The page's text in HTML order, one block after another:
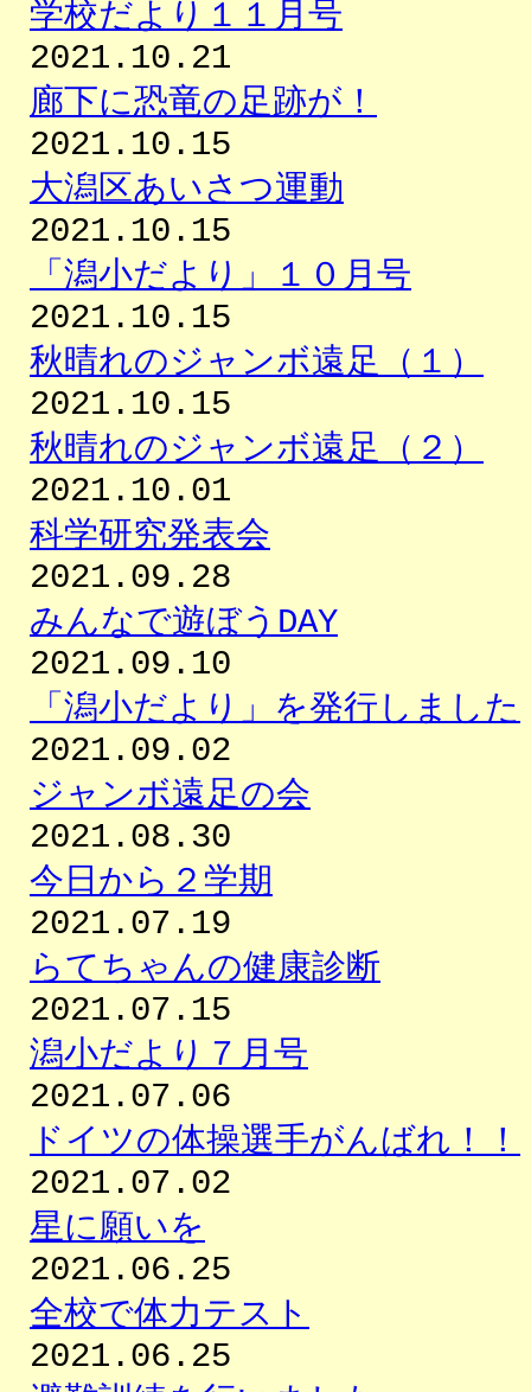
学校だより１１月号
2021.10.21
廊下に恐竜の足跡が！
2021.10.15
大潟区あいさつ運動
2021.10.15
「潟小だより」１０月号
2021.10.15
秋晴れのジャンボ遠足（１）
2021.10.15
秋晴れのジャンボ遠足（２）
2021.10.01
科学研究発表会
2021.09.28
みんなで遊ぼうDAY
2021.09.10
「潟小だより」を発行しました
2021.09.02
ジャンボ遠足の会
2021.08.30
今日から２学期
2021.07.19
らてちゃんの健康診断
2021.07.15
潟小だより７月号
2021.07.06
ドイツの体操選手がんばれ！！
2021.07.02
星に願いを
2021.06.25
全校で体力テスト
2021.06.25